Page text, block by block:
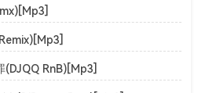
RnB)[Mp3]